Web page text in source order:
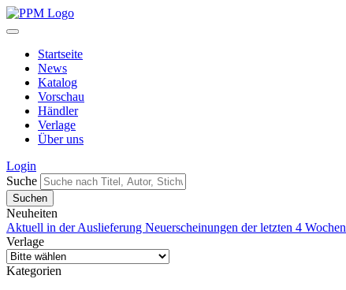
Startseite
News
Katalog
Vorschau
Händler
Verlage
Über uns
Login
Suche
Neuheiten
Aktuell in der Auslieferung Neuerscheinungen der letzten 4 Wochen
Verlage
Kategorien